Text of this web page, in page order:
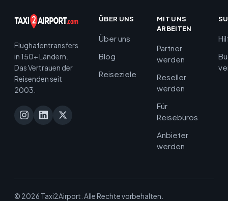
Flughafentransfers
in 150+ Ländern.
Das Vertrauen der
Reisenden seit
2003.
ÜBER UNS
Über uns
Blog
Reiseziele
MIT UNS
ARBEITEN
Partner
werden
Reseller
werden
Für
Reisebüros
Anbieter
werden
© 2026 Taxi2Airport. Alle Rechte vorbehalten.